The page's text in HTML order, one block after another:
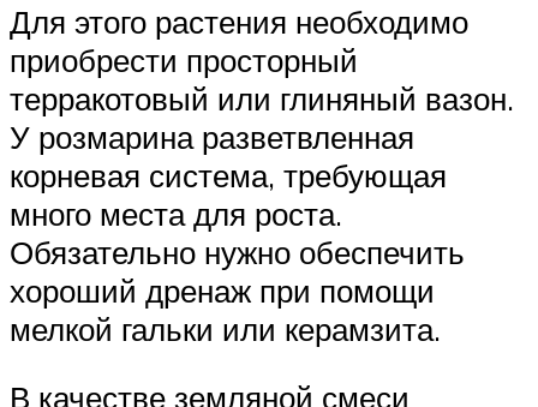
Для этого растения необходимо
приобрести просторный
терракотовый или глиняный вазон.
У розмарина разветвленная
корневая система, требующая
много места для роста.
Обязательно нужно обеспечить
хороший дренаж при помощи
мелкой гальки или керамзита.
В качестве земляной смеси